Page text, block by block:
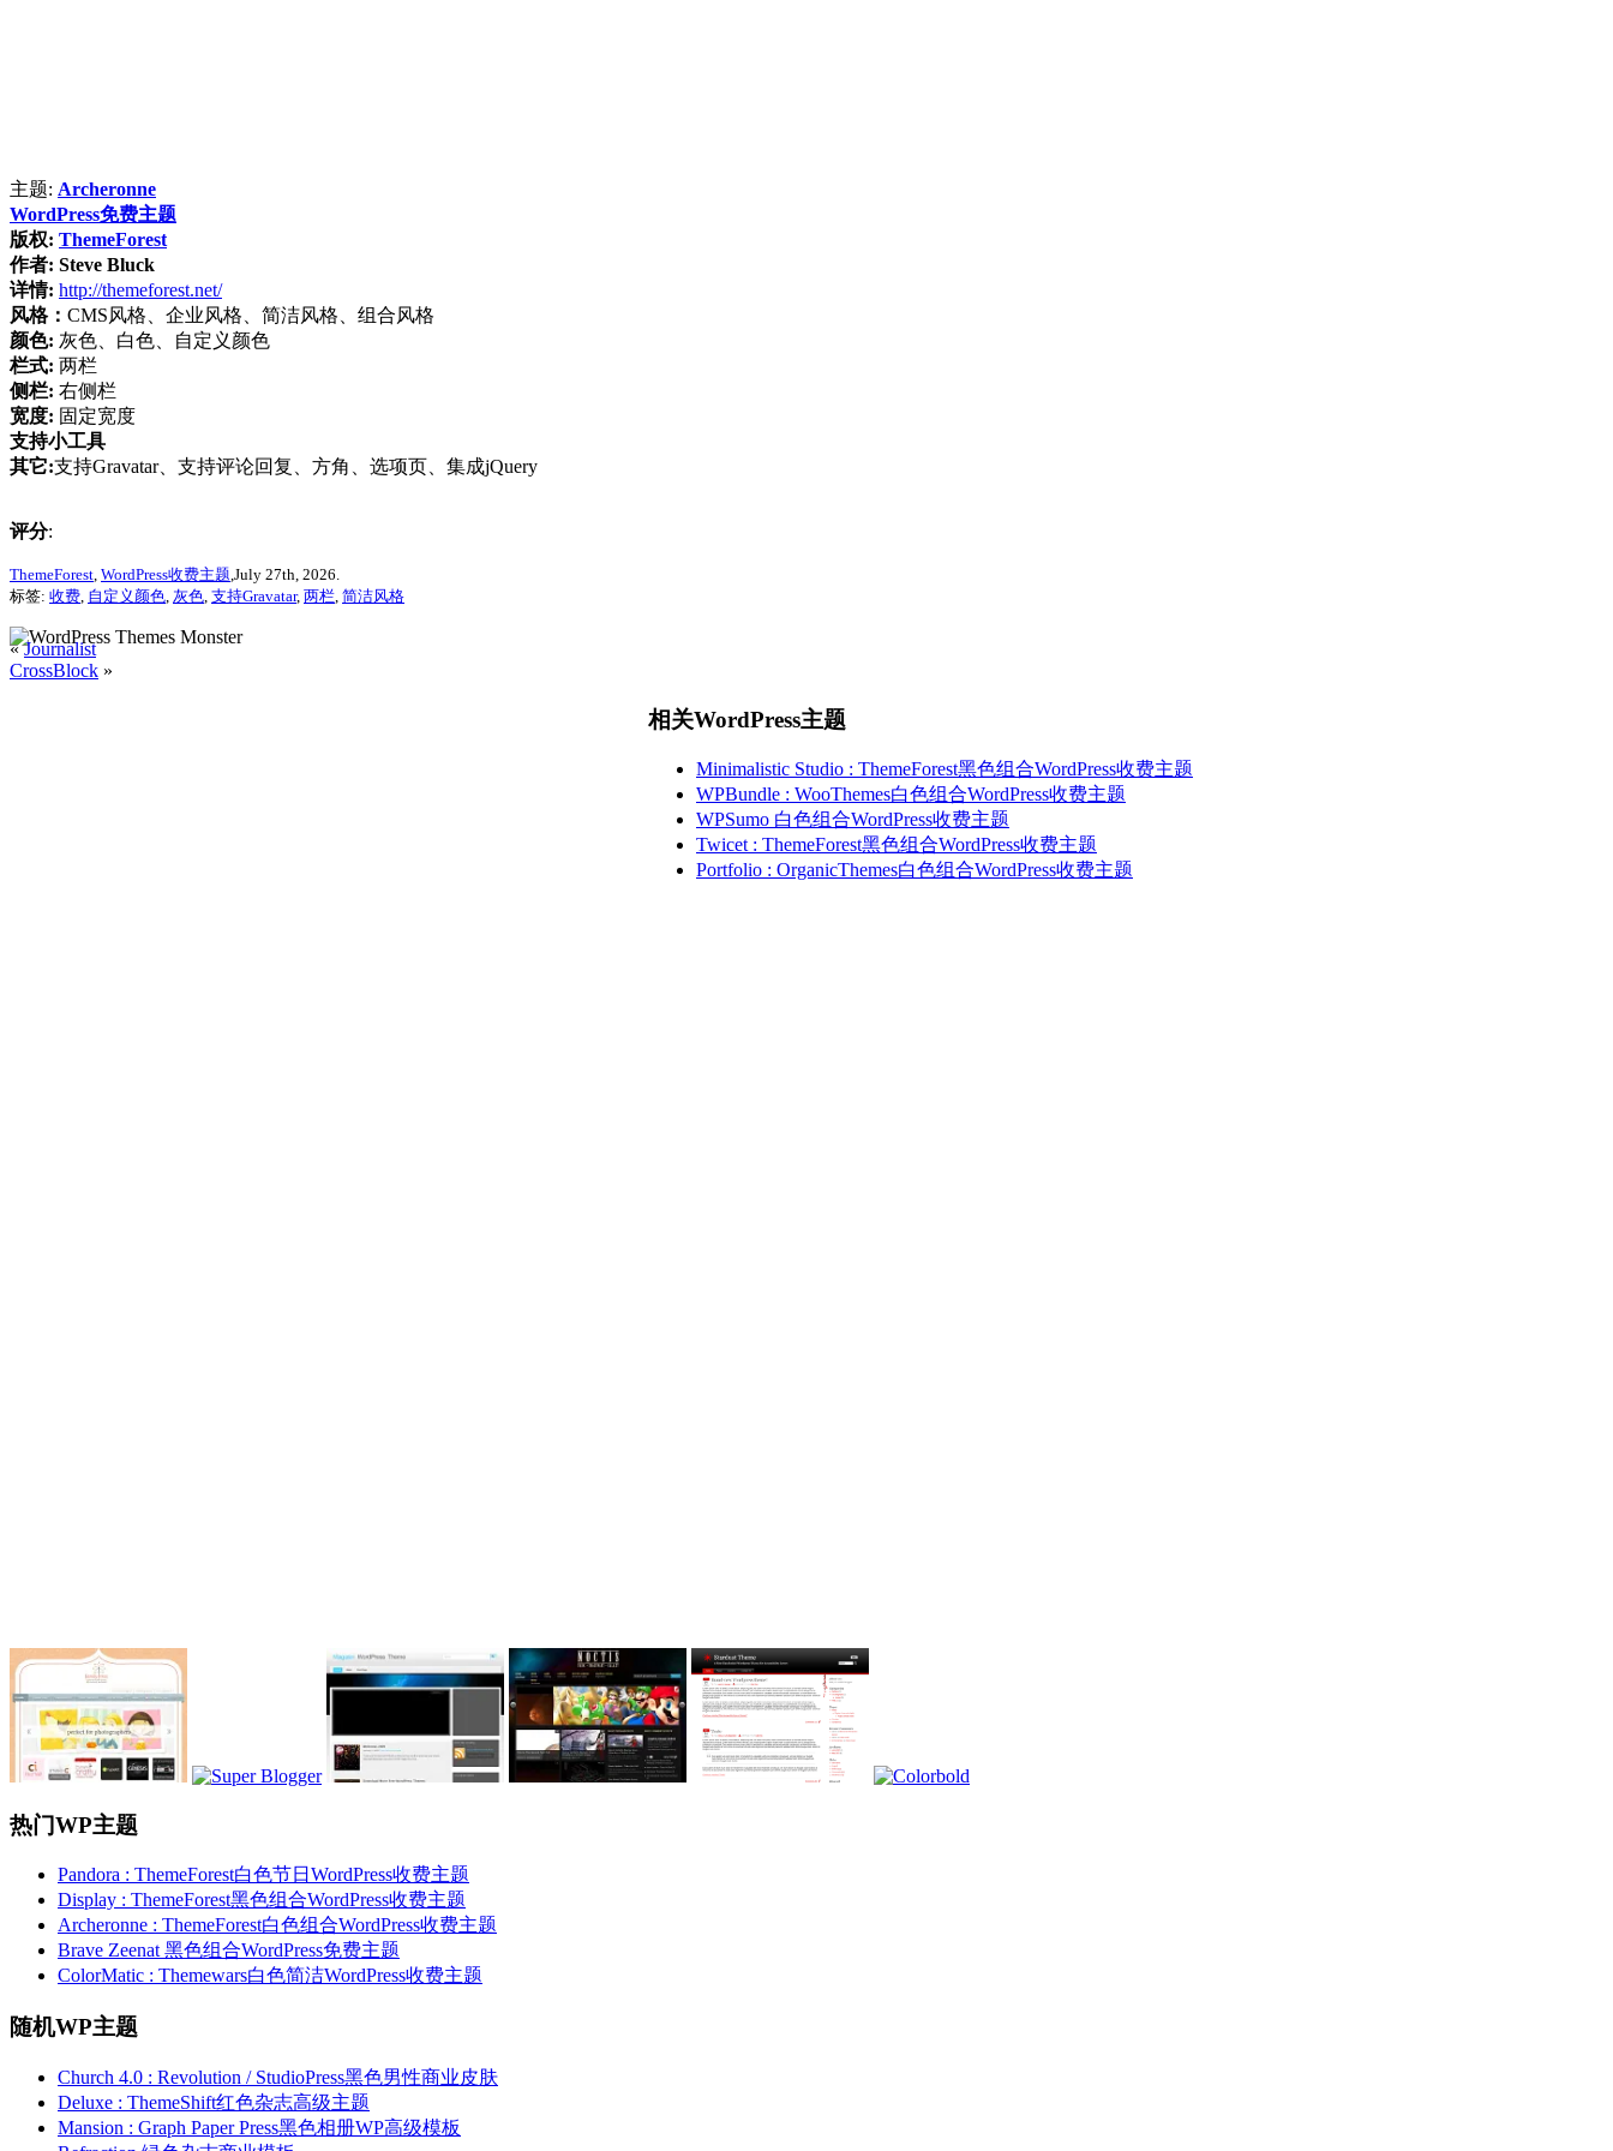
主题: Archeronne
WordPress免费主题
版权: ThemeForest
作者: Steve Bluck
详情: http://themeforest.net/
风格： CMS风格、企业风格、简洁风格、组合风格
颜色: 灰色、白色、自定义颜色
栏式: 两栏
侧栏: 右侧栏
宽度: 固定宽度
支持小工具
其它:支持Gravatar、支持评论回复、方角、选项页、集成jQuery
评分:
ThemeForest WordPress收费主题 ,July 27th, 2026.
标签: 收费 自定义颜色 灰色 支持Gravatar, 两栏 简洁风格
«Journalist
CrossBlock »
相关WordPress主题
Minimalistic Studio : ThemeForest黑色组合WordPress收费主题
WPBundle : WooThemes白色组合WordPress收费主题
WPSumo 白色组合WordPress收费主题
Twicet : ThemeForest黑色组合WordPress收费主题
Portfolio : OrganicThemes白色组合WordPress收费主题
热门WP主题
Pandora : ThemeForest白色节日WordPress收费主题
Display : ThemeForest黑色组合WordPress收费主题
Archeronne : ThemeForest白色组合WordPress收费主题
Brave Zeenat 黑色组合WordPress免费主题
ColorMatic : Themewars白色简洁WordPress收费主题
随机WP主题
Church 4.0 : Revolution / StudioPress黑色男性商业皮肤
Deluxe : ThemeShift红色杂志高级主题
Mansion : Graph Paper Press黑色相册WP高级模板